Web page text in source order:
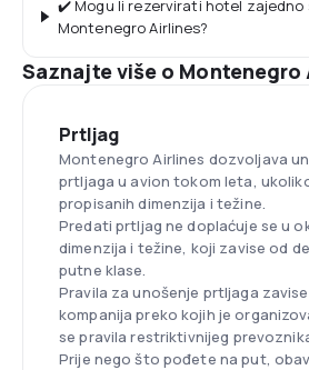
✔️ Mogu li rezervirati hotel zajedno
Montenegro Airlines?
Saznajte više o Montenegro
Prtljag
Montenegro Airlines dozvoljava
prtljaga u avion tokom leta,
propisanih dimenzija i težine.
Predati prtljag ne doplaćuje se u
dimenzija i težine, koji zavise od
putne klase.
Pravila za unošenje prtljaga
kompanija preko kojih je
se pravila restriktivnijeg
Prije nego što pođete na put,